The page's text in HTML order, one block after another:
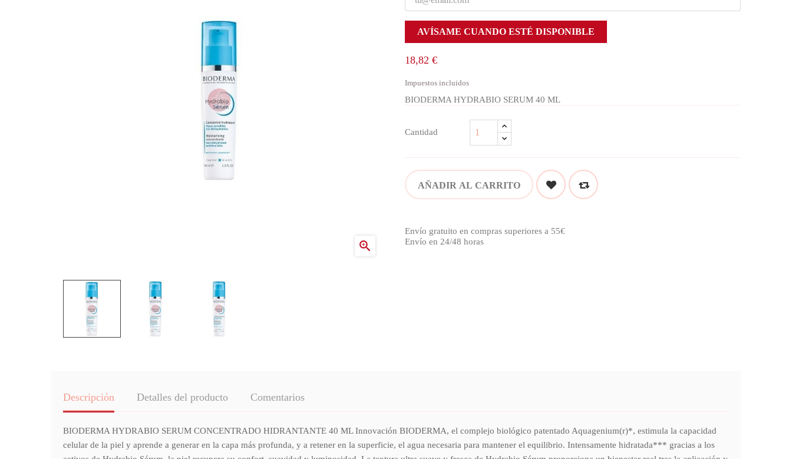

AVÍSAME CUANDO ESTÉ DISPONIBLE
18,82 €
Impuestos incluidos
BIODERMA HYDRABIO SERUM 40 ML
Cantidad
AÑADIR AL CARRITO
Envío gratuito en compras superiores a 55€
Envío en 24/48 horas
Descripción Detalles del producto Comentarios
BIODERMA HYDRABIO SERUM CONCENTRADO HIDRANTANTE 40 ML Innovación BIODERMA, el complejo biológico patentado Aquagenium(r)*, estimula la capacidad
celular de la piel y aprende a generar en la capa más profunda, y a retener en la superficie, el agua necesaria para mantener el equilibrio. Intensamente hidratada*** gracias a los